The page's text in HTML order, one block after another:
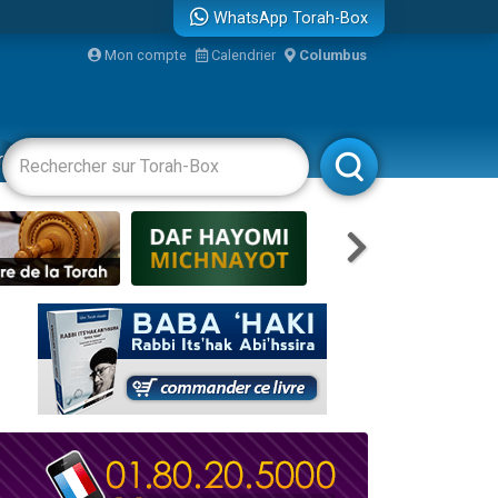
WhatsApp Torah-Box
Mon compte Calendrier Columbus
Divertissements Livres Rabbanim